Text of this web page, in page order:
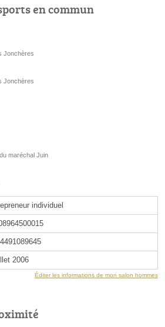
en commun
Jonchères
Jonchères
maréchal Juin
individuel
2006
Éditer les informations de mon salon hommes